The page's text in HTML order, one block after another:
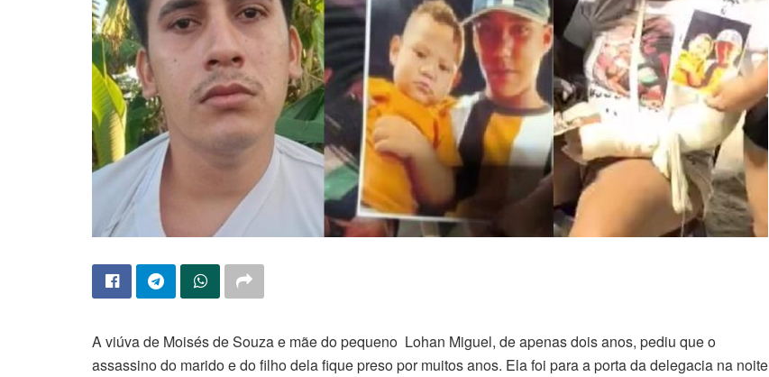
A viúva de Moisés de Souza e mãe do pequeno Lohan Miguel, de apenas dois anos, pediu que o
assassino do marido e do filho dela fique preso por muitos anos. Ela foi para a porta da delegacia na noite